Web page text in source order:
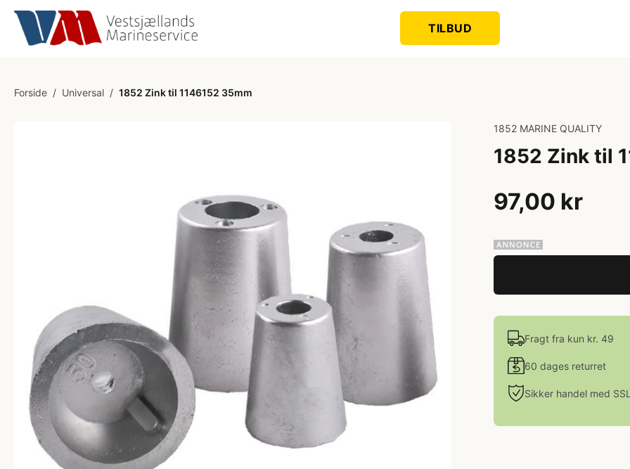
TILBUD
Forside / Universal / 1852 Zink til 1146152 35mm
1852 MARINE QUALITY
1852 Zink til
97,00 kr
Fragt fra kun kr. 49
60 dages returret
Sikker handel med